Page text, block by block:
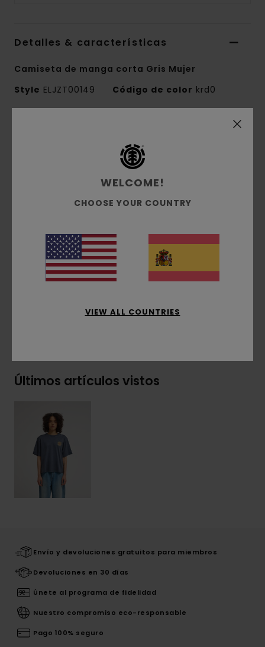
Detalles & características
Camiseta de manga corta Gris Mujer
Style ELJZT00149 Código de color krd0
punto jersey de 100% algodón
corte cuadrado
Cuello redondo
Etiqueta con el logo en el lateral
Composición[Tejido principal] 100% algodón
Últimos artículos vistos
Envío y devoluciones gratuitos para miembros
Devoluciones en 30 días
Únete al programa de fidelidad
Nuestro compromiso eco-responsable
Pago 100% seguro
WELCOME!
CHOOSE YOUR COUNTRY
VIEW ALL COUNTRIES